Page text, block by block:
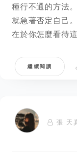
種行不通的方法
就急著否定自己
在於你怎麼看待
繼續閱讀
張 天